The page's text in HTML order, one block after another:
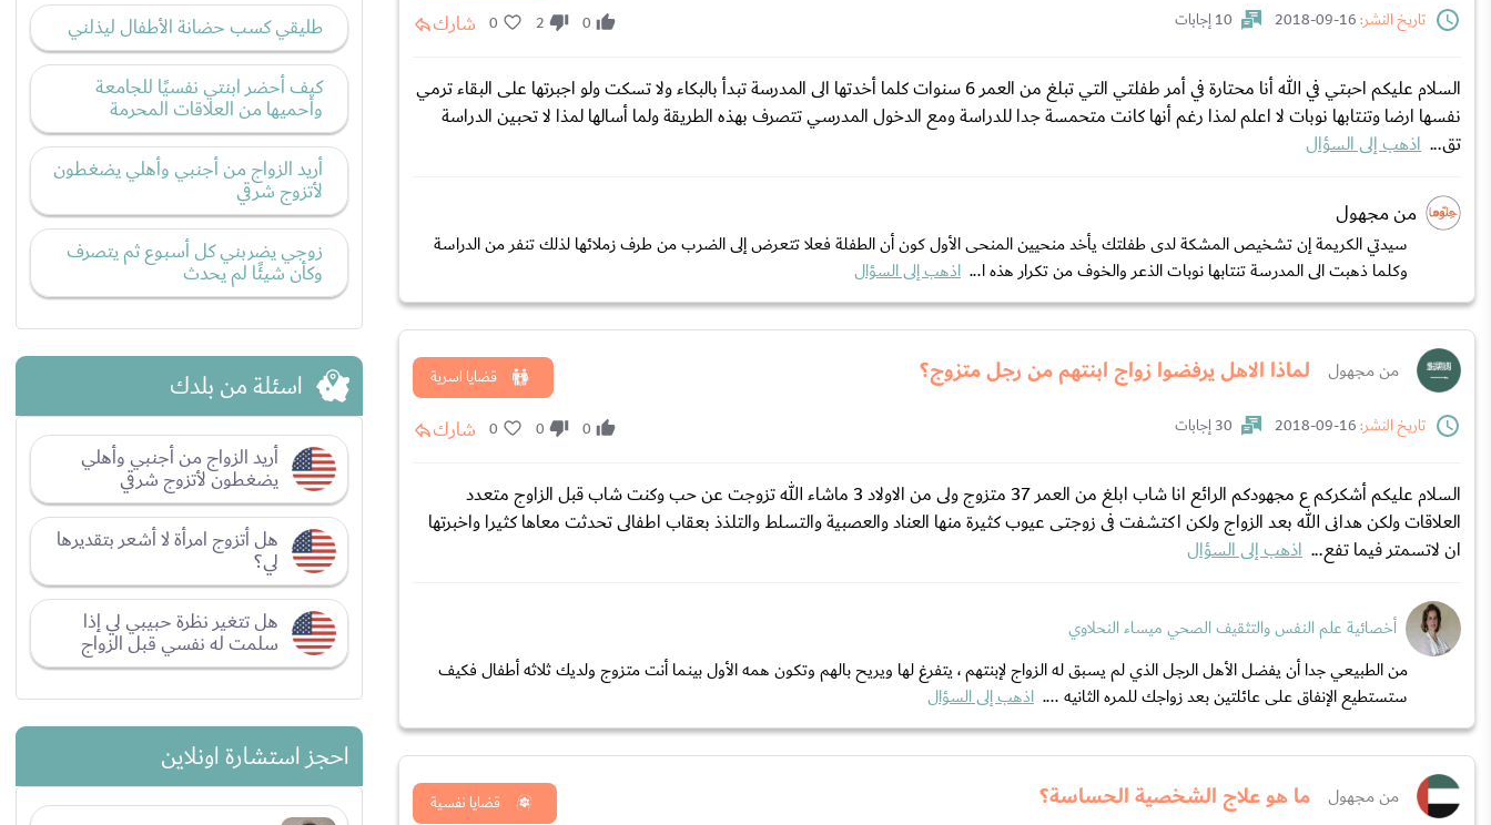
تاريخ النشر:
10 إجابات 0
2
0 شارك
السلام عليكم احبتي في الله أنا محتارة في أمر طفلتي التي تبلغ من العمر 6 سنوات كلما أخدتها الى المدرسة تبدأ بالبكاء ولا تسكت ولو اجبرتها على البقاء ترمي
نفسها ارضا وتنتابها نوبات لا اعلم لمذا رغم أنها كانت متحمسة جدا للدراسة ومع الدخول المدرسي تتصرف بهذه الطريقة ولما أسالها لمذا لا تحبين الدراسة
تق... اذهب إلى السؤال
من مجهول
سيدتي الكريمة إن تشخيص المشكة لدى طفلتك يأخد منحيين المنحى الأول كون أن الطفلة فعلا تتعرض إلى الضرب من طرف زملائها لذلك تنفر من الدراسة
وكلما ذهبت الى المدرسة تنتابها نوبات الذعر والخوف من تكرار هذه ا... اذهب إلى السؤال
من مجهول لماذا الاهل يرفضوا زواج ابنتهم من رجل متزوج؟
قضايا اسرية
تاريخ النشر:
30 إجابات 0
0
0 شارك
السلام عليكم أشكركم ع مجهودكم الرائع انا شاب ابلغ من العمر 37 متزوج ولى من الاولاد 3 ماشاء الله تزوجت عن حب وكنت شاب قبل الزاوج متعدد
العلاقات ولكن هدانى الله بعد الزواج ولكن اكتشفت فى زوجتى عيوب كثيرة منها العناد والعصبية والتسلط والتلذذ بعقاب اطفالى تحدثت معاها كثيرا واخبرتها
ان لاتسمتر فيما تفع... اذهب إلى السؤال
أخصائية علم النفس والتثقيف الصحي ميساء النحلاوي
من الطبيعي جدا أن يفضل الأهل الرجل الذي لم يسبق له الزواج لإبنتهم ، يتفرغ لها ويريح بالهم وتكون همه الأول بينما أنت متزوج ولديك ثلاثه أطفال فكيف
ستستطيع الإنفاق على عائلتين بعد زواجك للمره الثانيه .... اذهب إلى السؤال
من مجهول ما هو علاج الشخصية الحساسة؟
قضايا نفسية
طليقي كسب حضانة الأطفال ليذلني
كيف أحضر ابنتي نفسيًا للجامعة
وأحميها من العلاقات المحرمة
أريد الزواج من أجنبي وأهلي يضغطون
لأتزوج شرقي
زوجي يضربني كل أسبوع ثم يتصرف
وكأن شيئًا لم يحدث
اسئلة من بلدك
أريد الزواج من أجنبي وأهلي
يضغطون لأتزوج شرقي
هل أتزوج امرأة لا أشعر بتقديرها
لي؟
هل تتغير نظرة حبيبي لي إذا
سلمت له نفسي قبل الزواج
احجز استشارة اونلاين